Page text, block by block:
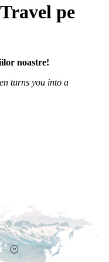
pe
noastre!
turns you into a
72